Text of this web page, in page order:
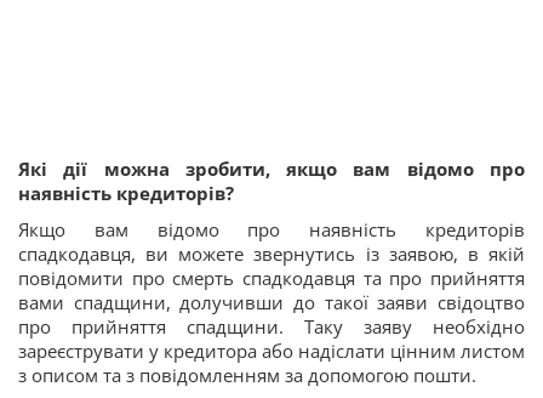
Які дії можна зробити, якщо вам відомо про
наявність кредиторів?
Якщо вам відомо про наявність кредиторів
спадкодавця, ви можете звернутись із заявою, в якій
повідомити про смерть спадкодавця та про прийняття
вами спадщини, долучивши до такої заяви свідоцтво
про прийняття спадщини. Таку заяву необхідно
зареєструвати у кредитора або надіслати цінним листом
з описом та з повідомленням за допомогою пошти.